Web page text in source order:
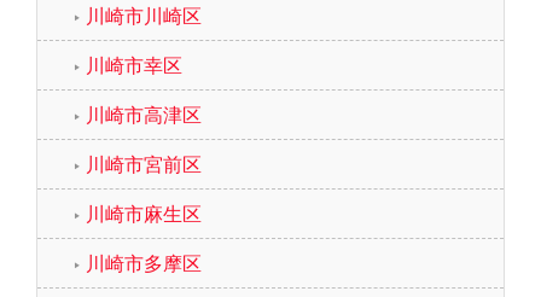
川崎市川崎区
川崎市幸区
川崎市高津区
川崎市宮前区
川崎市麻生区
川崎市多摩区